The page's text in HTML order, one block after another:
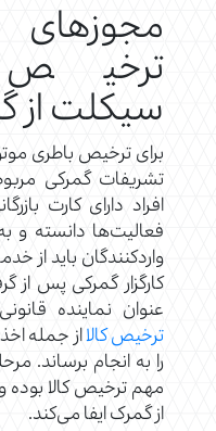
ترخیص
سیکلت از
برای ترخیص باطری
تشریفات گمرکی
افراد دارای کارت
فعالیت‌ها دانسته و
واردکنندگان باید از
کارگزار گمرکی پس از
عنوان نماینده
ترخیص کالااز جمله
را به انجام برساند.
مهم ترخیص کالا بوده
از گمرک ایفا می‌کند.